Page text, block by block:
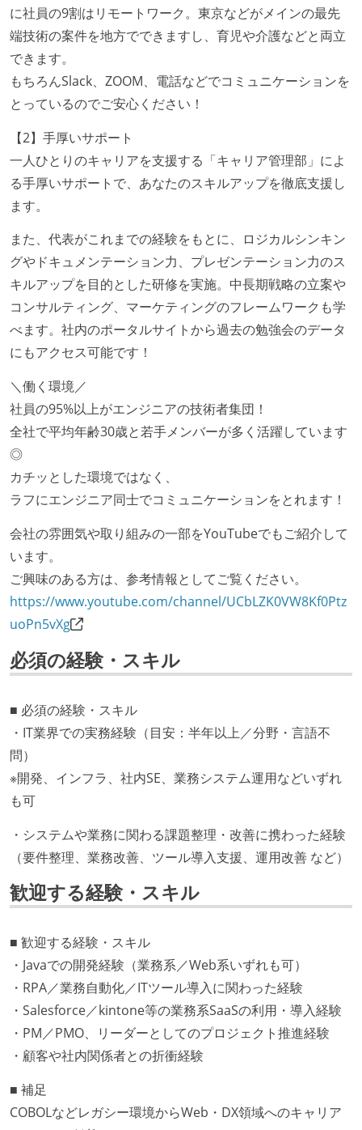
に社員の9割はリモートワーク。東京などがメインの最先
端技術の案件を地方でできますし、育児や介護などと両立
できます。
もちろんSlack、ZOOM、電話などでコミュニケーションを
とっているのでご安心ください！
【2】手厚いサポート
一人ひとりのキャリアを支援する「キャリア管理部」によ
る手厚いサポートで、あなたのスキルアップを徹底支援し
ます。
また、代表がこれまでの経験をもとに、ロジカルシンキン
グやドキュメンテーション力、プレゼンテーション力のス
キルアップを目的とした研修を実施。中長期戦略の立案や
コンサルティング、マーケティングのフレームワークも学
べます。社内のポータルサイトから過去の勉強会のデータ
にもアクセス可能です！
＼働く環境／
社員の95%以上がエンジニアの技術者集団！
全社で平均年齢30歳と若手メンバーが多く活躍しています
◎
カチッとした環境ではなく、
ラフにエンジニア同士でコミュニケーションをとれます！
会社の雰囲気や取り組みの一部をYouTubeでもご紹介して
います。
ご興味のある方は、参考情報としてご覧ください。
https://www.youtube.com/channel/UCbLZK0VW8Kf0Ptz
uoPn5vXg
必須の経験・スキル
■ 必須の経験・スキル
・IT業界での実務経験（目安：半年以上／分野・言語不
問）
※開発、インフラ、社内SE、業務システム運用などいずれ
も可
・システムや業務に関わる課題整理・改善に携わった経験
（要件整理、業務改善、ツール導入支援、運用改善 など）
歓迎する経験・スキル
■ 歓迎する経験・スキル
・Javaでの開発経験（業務系／Web系いずれも可）
・RPA／業務自動化／ITツール導入に関わった経験
・Salesforce／kintone等の業務系SaaSの利用・導入経験
・PM／PMO、リーダーとしてのプロジェクト推進経験
・顧客や社内関係者との折衝経験
■ 補足
COBOLなどレガシー環境からWeb・DX領域へのキャリア